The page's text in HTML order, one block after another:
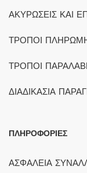
ΑΚΥΡΩΣΕΙΣ ΚΑΙ
ΤΡΟΠΟΙ
ΤΡΟΠΟΙ
ΔΙΑΔΙΚΑΣΙΑ
ΠΛΗΡΟΦΟΡΙΕΣ
ΑΣΦΑΛΕΙΑ